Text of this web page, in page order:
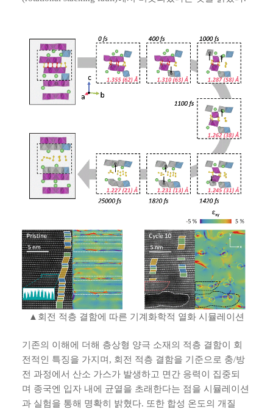
▲회전 적층 결함에 따른 기계화학적 열화 시뮬레이션
기존의 이해에 더해 층상형 양극 소재의 적층 결함이 회
전적인 특징을 가지며, 회전 적층 결함을 기준으로 충/방
전 과정에서 산소 가스가 발생하고 면간 응력이 집중되
며 종국엔 입자 내에 균열을 초래한다는 점을 시뮬레이션
과 실험을 통해 명확히 밝혔다. 또한 합성 온도의 개질